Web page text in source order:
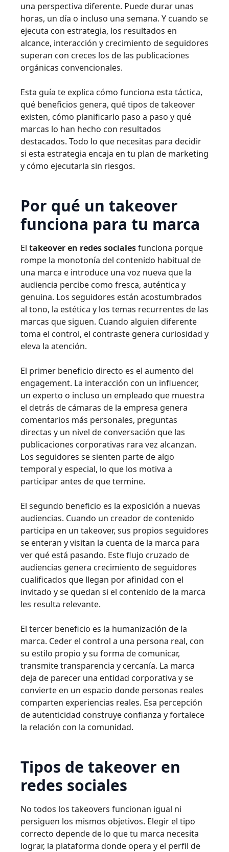
una perspectiva diferente. Puede durar unas
horas, un día o incluso una semana. Y cuando se
ejecuta con estrategia, los resultados en
alcance, interacción y crecimiento de seguidores
superan con creces los de las publicaciones
orgánicas convencionales.
Esta guía te explica cómo funciona esta táctica,
qué beneficios genera, qué tipos de takeover
existen, cómo planificarlo paso a paso y qué
marcas lo han hecho con resultados
destacados. Todo lo que necesitas para decidir
si esta estrategia encaja en tu plan de marketing
y cómo ejecutarla sin riesgos.
Por qué un takeover
funciona para tu marca
El takeover en redes socialesfunciona porque
rompe la monotonía del contenido habitual de
una marca e introduce una voz nueva que la
audiencia percibe como fresca, auténtica y
genuina. Los seguidores están acostumbrados
al tono, la estética y los temas recurrentes de las
marcas que siguen. Cuando alguien diferente
toma el control, el contraste genera curiosidad y
eleva la atención.
El primer beneficio directo es el aumento del
engagement. La interacción con un influencer,
un experto o incluso un empleado que muestra
el detrás de cámaras de la empresa genera
comentarios más personales, preguntas
directas y un nivel de conversación que las
publicaciones corporativas rara vez alcanzan.
Los seguidores se sienten parte de algo
temporal y especial, lo que los motiva a
participar antes de que termine.
El segundo beneficio es la exposición a nuevas
audiencias. Cuando un creador de contenido
participa en un takeover, sus propios seguidores
se enteran y visitan la cuenta de la marca para
ver qué está pasando. Este flujo cruzado de
audiencias genera crecimiento de seguidores
cualificados que llegan por afinidad con el
invitado y se quedan si el contenido de la marca
les resulta relevante.
El tercer beneficio es la humanización de la
marca. Ceder el control a una persona real, con
su estilo propio y su forma de comunicar,
transmite transparencia y cercanía. La marca
deja de parecer una entidad corporativa y se
convierte en un espacio donde personas reales
comparten experiencias reales. Esa percepción
de autenticidad construye confianza y fortalece
la relación con la comunidad.
Tipos de takeover en
redes sociales
No todos los takeovers funcionan igual ni
persiguen los mismos objetivos. Elegir el tipo
correcto depende de lo que tu marca necesita
lograr, la plataforma donde opera y el perfil de